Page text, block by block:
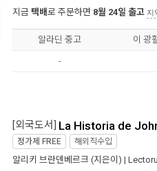
지금 택배로 주문하면 8월 24일 출고 지
알라딘 중고 이 광
-
[외국도서] La Historia de
정가제 FREE 해외직수입
알리키 브란덴베르크 (지은이) |